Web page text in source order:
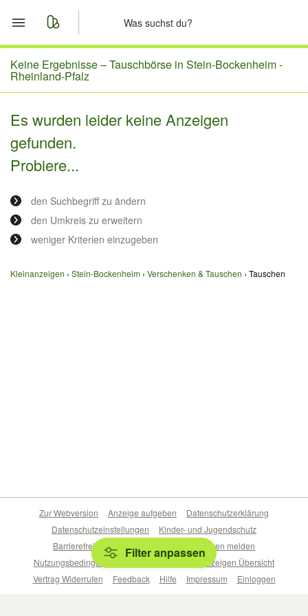
Start
Merkliste
Nachrichten
Anzeige aufgeben
Keine Ergebnisse –Tauschbörse in Stein-Bockenheim -
Rheinland-Pfalz
Es wurden leider keine Anzeigen
gefunden.
Probiere...
den Suchbegriff zu ändern
den Umkreis zu erweitern
weniger Kriterien einzugeben
Kleinanzeigen Stein-Bockenheim Verschenken & Tauschen Tauschen
Filter anpassen
Zur Webversion Anzeige aufgeben
Datenschutzerklärung
Datenschutzeinstellungen
Kinder- und Jugendschutz
Barrierefreiheitserklärung
Sicherheitslücken melden
Nutzungsbedingungen
Beliebte Suchen
Anzeigen Übersicht
Vertrag Widerrufen
Feedback Hilfe Impressum Einloggen